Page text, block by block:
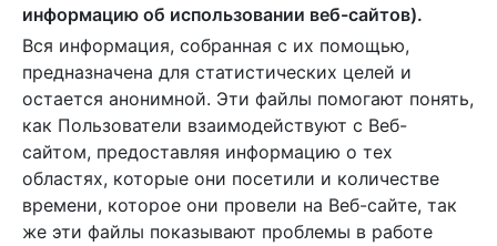
информацию об использовании веб-сайтов).
Вся информация, собранная с их помощью,
предназначена для статистических целей и
остается анонимной. Эти файлы помогают понять,
как Пользователи взаимодействуют с Веб-
сайтом, предоставляя информацию о тех
областях, которые они посетили и количестве
времени, которое они провели на Веб-сайте, так
же эти файлы показывают проблемы в работе